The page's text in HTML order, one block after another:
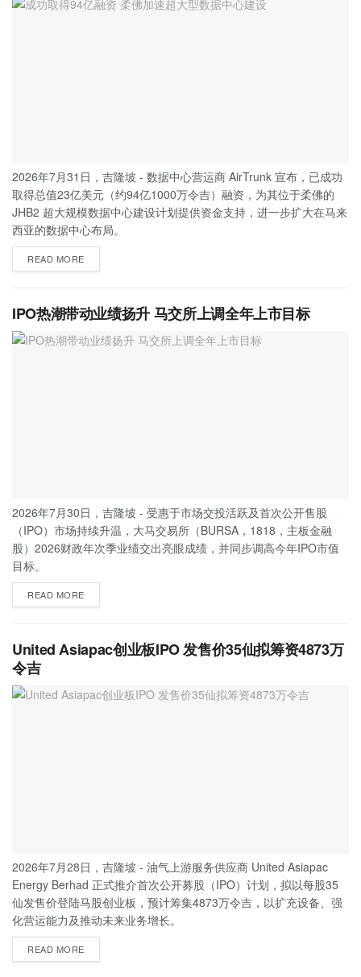
2026年7月31日，吉隆坡 - 数据中心营运商 AirTrunk 宣布，已成功
取得总值23亿美元（约94亿1000万令吉）融资，为其位于柔佛的
JHB2 超大规模数据中心建设计划提供资金支持，进一步扩大在马来
西亚的数据中心布局。
READ MORE
IPO热潮带动业绩扬升 马交所上调全年上市目标
2026年7月30日，吉隆坡 - 受惠于市场交投活跃及首次公开售股
（IPO）市场持续升温，大马交易所（BURSA，1818，主板金融
股）2026财政年次季业绩交出亮眼成绩，并同步调高今年IPO市值
目标。
READ MORE
United Asiapac创业板IPO 发售价35仙拟筹资4873万
令吉
2026年7月28日，吉隆坡 - 油气上游服务供应商 United Asiapac
Energy Berhad 正式推介首次公开募股（IPO）计划，拟以每股35
仙发售价登陆马股创业板，预计筹集4873万令吉，以扩充设备、强
化营运能力及推动未来业务增长。
READ MORE